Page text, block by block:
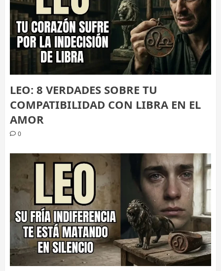
LEO: 8 VERDADES SOBRE TU
COMPATIBILIDAD CON LIBRA EN EL
AMOR
0